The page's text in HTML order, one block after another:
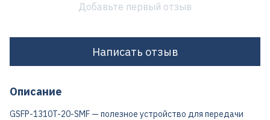
Добавьте первый отзыв
Написать отзыв
Описание
GSFP-1310T-20-SMF — полезное устройство для передачи